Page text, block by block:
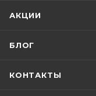
АКЦИИ
БЛОГ
КОНТАКТЫ